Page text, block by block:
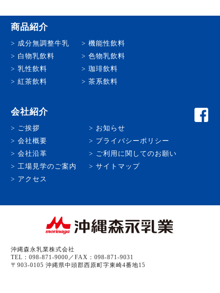
商品紹介
成分無調整牛乳
白物乳飲料
乳性飲料
紅茶飲料
機能性飲料
色物乳飲料
珈琲飲料
茶系飲料
会社紹介
ご挨拶
会社概要
会社沿革
工場見学のご案内
アクセス
お知らせ
プライバシーポリシー
ご利用に関してのお願い
サイトマップ
沖縄森永乳業株式会社
TEL：098-871-9000／FAX：098-871-9031
〒903-0105 沖縄県中頭郡西原町字東崎4番地15